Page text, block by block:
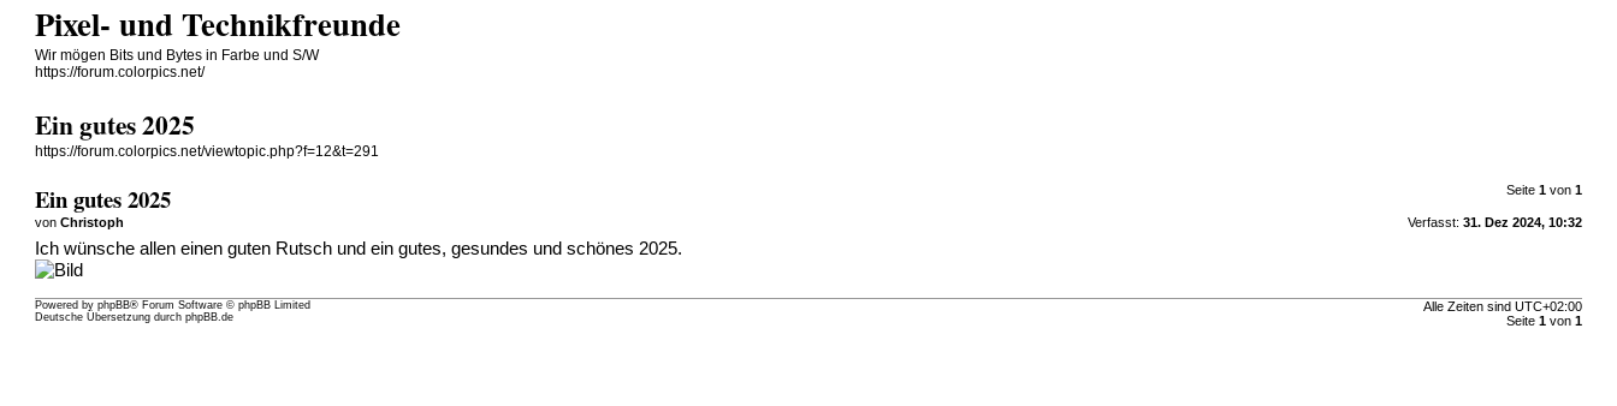
Pixel- und Technikfreunde
Wir mögen Bits und Bytes in Farbe und S/W
https://forum.colorpics.net/
Ein gutes 2025
https://forum.colorpics.net/viewtopic.php?f=12&t=291
Seite 1von 1
Ein gutes 2025
Verfasst: 31. Dez 2024, 10:32
vonChristoph
Ich wünsche allen einen guten Rutsch und ein gutes, gesundes und schönes 2025.
Alle Zeiten sind UTC+02:00
Seite 1von 1
Powered byphpBB® Forum Software © phpBB Limited
Deutsche Übersetzung durchphpBB.de